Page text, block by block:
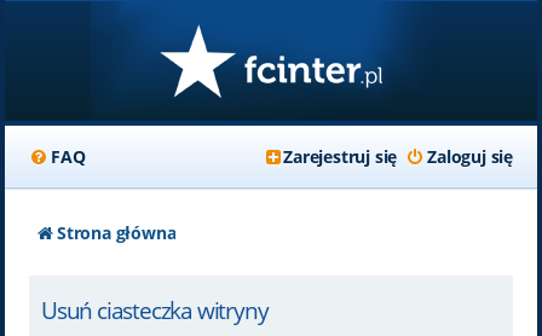
FAQ Zaloguj się
Zarejestruj się
Strona główna
Usuń ciasteczka witryny